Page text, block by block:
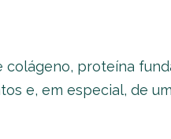
colágeno, proteína
e, em especial, de